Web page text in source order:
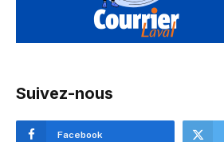
Suivez-nous
Facebook